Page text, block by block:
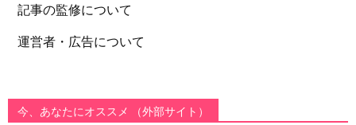
記事の監修について
運営者・広告について
今、あなたにオススメ （外部サイト）